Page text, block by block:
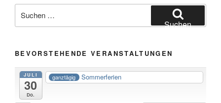
nach:
Suchen
BEVORSTEHENDE VERANSTALTUNGEN
JULI
30
Do.
ganztägig Sommerferien